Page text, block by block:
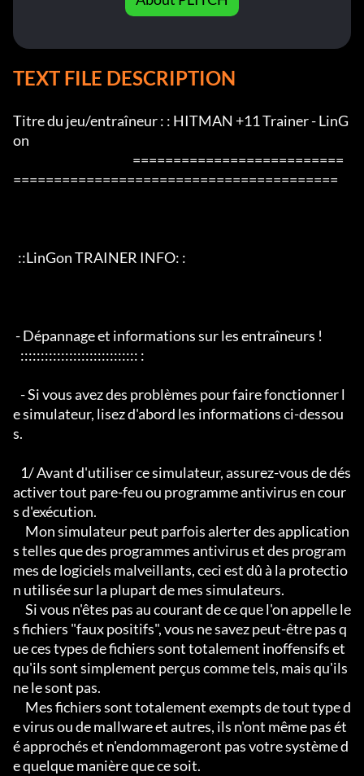
TEXT FILE DESCRIPTION
Titre du jeu/entraîneur : : HITMAN +11 Trainer - LinG
on
========================================
e simulateur, lisez d'abord les informations ci-dessou
s.
activer tout pare-feu ou programme antivirus en cour
s d'exécution.
s telles que des programmes antivirus et des program
mes de logiciels malveillants, ceci est dû à la protectio
n utilisée sur la plupart de mes simulateurs.
s fichiers "faux positifs", vous ne savez peut-être pas q
ue ces types de fichiers sont totalement inoffensifs et
qu'ils sont simplement perçus comme tels, mais qu'ils
ne le sont pas.
e virus ou de mallware et autres, ils n'ont même pas ét
é approchés et n'endommageront pas votre système d
e quelque manière que ce soit.